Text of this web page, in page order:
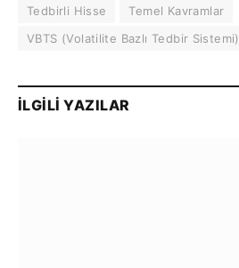
Tedbirli Hisse
Temel Kavramlar
VBTS (Volatilite Bazlı Tedbir Sistemi)
İLGILI YAZILAR